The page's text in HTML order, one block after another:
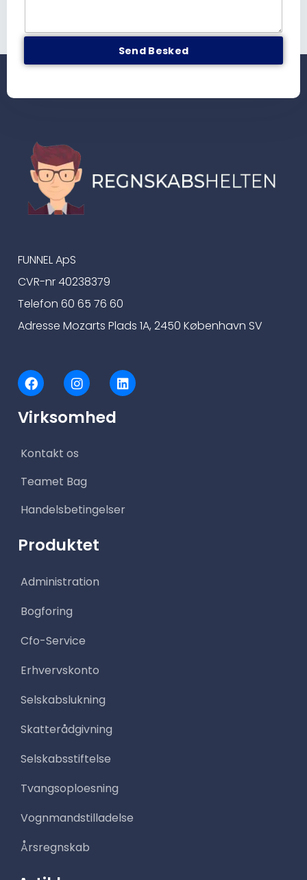
Send Besked
FUNNEL ApS
CVR-nr 40238379
Telefon 60 65 76 60
Adresse Mozarts Plads 1A, 2450 København SV
F
a
e
b
o
I
n
t
a
r
m
L
i
Virksomhed
Kontakt os
Teamet Bag
Handelsbetingelser
Produktet
Administration
Bogforing
Cfo-Service
Erhvervskonto
Selskabslukning
Skatterådgivning
Selskabsstiftelse
Tvangsoploesning
Vognmandstilladelse
Årsregnskab